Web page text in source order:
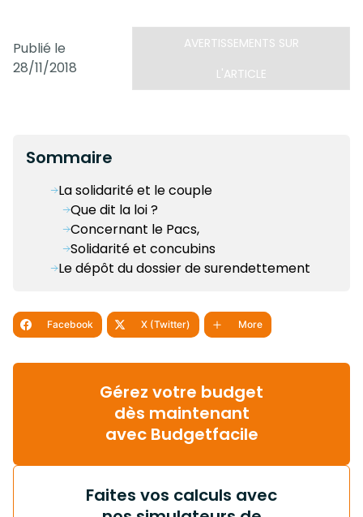
Publié le
28/11/2018
AVERTISSEMENTS SUR
L'ARTICLE
Sommaire
La solidarité et le couple
Que dit la loi ?
Concernant le Pacs,
Solidarité et concubins
Le dépôt du dossier de surendettement
Facebook X (Twitter) More
Gérez votre budget
dès maintenant
avec Budgetfacile
Faites vos calculs avec